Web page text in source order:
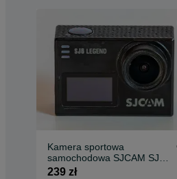
Kamera sportowa
samochodowa SJCAM SJ6
Legend 4K Wi-Fi
239 zł